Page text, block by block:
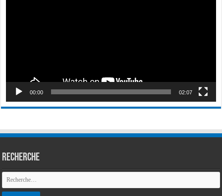
00:00 02:07
Recherche